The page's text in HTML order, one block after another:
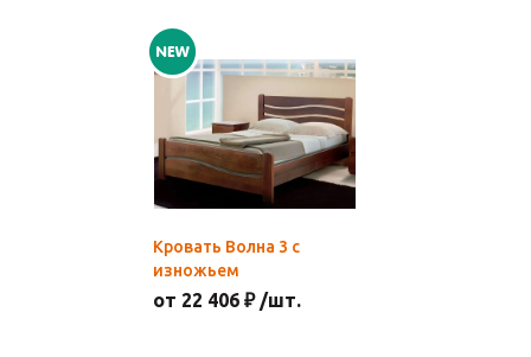
Кровать Волна 3 с
изножьем
от 22 406 ₽ /шт.